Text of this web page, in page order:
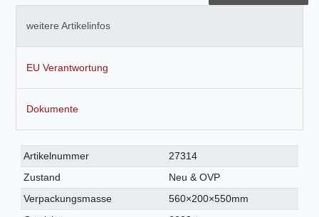
weitere Artikelinfos
EU Verantwortung
Dokumente
Technisches
Merkmal
Wert
Artikelnummer
27314
Zustand
Neu & OVP
Verpackungsmasse
560×200×550mm